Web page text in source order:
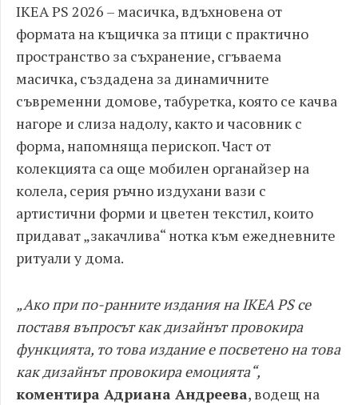
IKEA PS 2026 – масичка, вдъхновена от
формата на къщичка за птици с практично
пространство за съхранение, сгъваема
масичка, създадена за динамичните
съвременни домове, табуретка, която се качва
нагоре и слиза надолу, както и часовник с
форма, напомняща перископ. Част от
колекцията са още мобилен органайзер на
колела, серия ръчно издухани вази с
артистични форми и цветен текстил, които
придават „закачлива“ нотка към ежедневните
ритуали у дома.
„Ако при по-ранните издания на IKEA PS се
поставя въпросът как дизайнът провокира
функцията, то това издание е посветено на това
как дизайнът провокира емоцията“,
коментира Адриана Андреева, водещ на